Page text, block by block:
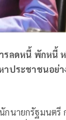
ารลดหนี้ พักหนี้
าประชาชนอย่า
กนายกรัฐมนตรี